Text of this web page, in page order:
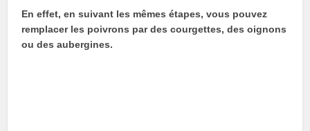
En effet, en suivant les mêmes étapes, vous pouvez
remplacer les poivrons par des courgettes, des oignons
ou des aubergines.